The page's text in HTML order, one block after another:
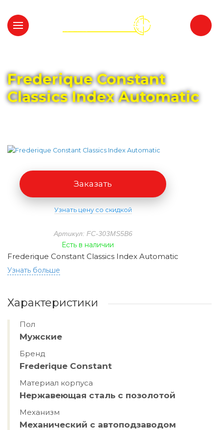
Frederique Constant
Classics Index Automatic
Артикул: FC-303MS5B6
Есть в наличии
Frederique Constant Classics Index Automatic
Узнать больше
Заказать
Узнать цену со скидкой
Характеристики
Пол
Мужские
Бренд
Frederique Constant
Материал корпуса
Hержавеющая сталь с позолотой
Механизм
Механический с автоподзаводом